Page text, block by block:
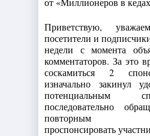
Приветствую,
посетители и
недели с момента
комментаторов. За это
соскамиться 2
изначально закинул
потенциальным
последовательно
повторным
проспонсировать